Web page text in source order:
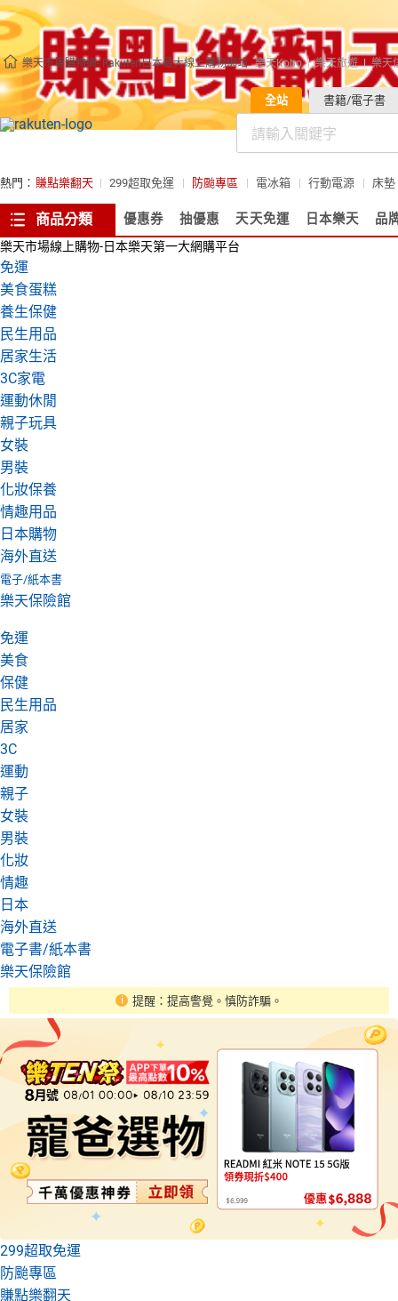
樂天市場購物網- Rakuten日本最大線上購物網站 樂天Kobo 樂天旅遊 樂天
全站 書籍/電子書
熱門： 賺點樂翻天 299超取免運 防颱專區 電冰箱 行動電源 床墊
商品分類 優惠券 抽優惠 天天免運 日本樂天 品
樂天市場線上購物-日本樂天第一大網購平台
免運
美食蛋糕
養生保健
民生用品
居家生活
3C家電
運動休閒
親子玩具
女裝
男裝
化妝保養
情趣用品
日本購物
海外直送
電子/紙本書
樂天保險館
免運
美食
保健
民生用品
居家
3C
運動
親子
女裝
男裝
化妝
情趣
日本
海外直送
電子書/紙本書
樂天保險館
提醒：提高警覺。慎防詐騙。
299超取免運
防颱專區
賺點樂翻天